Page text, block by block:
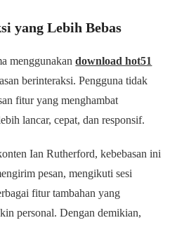
yang Lebih Bebas
menggunakandownload hot51
berinteraksi. Pengguna tidak
fitur yang menghambat
lancar, cepat, dan responsif.
Ian Rutherford, kebebasan ini
pesan, mengikuti sesi
fitur tambahan yang
personal. Dengan demikian,